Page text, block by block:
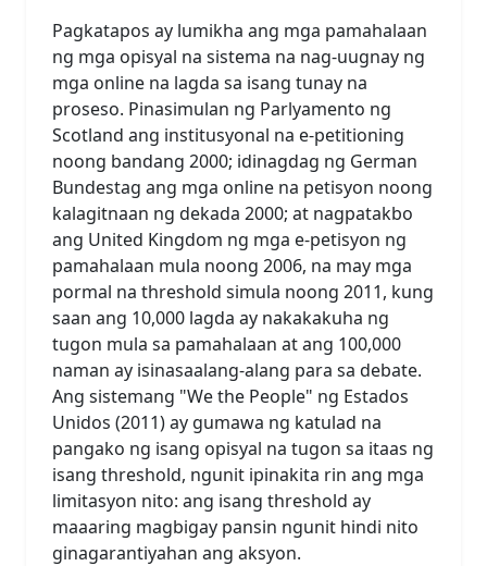
Pagkatapos ay lumikha ang mga pamahalaan
ng mga opisyal na sistema na nag-uugnay ng
mga online na lagda sa isang tunay na
proseso. Pinasimulan ng Parlyamento ng
Scotland ang institusyonal na e-petitioning
noong bandang 2000; idinagdag ng German
Bundestag ang mga online na petisyon noong
kalagitnaan ng dekada 2000; at nagpatakbo
ang United Kingdom ng mga e-petisyon ng
pamahalaan mula noong 2006, na may mga
pormal na threshold simula noong 2011, kung
saan ang 10,000 lagda ay nakakakuha ng
tugon mula sa pamahalaan at ang 100,000
naman ay isinasaalang-alang para sa debate.
Ang sistemang "We the People" ng Estados
Unidos (2011) ay gumawa ng katulad na
pangako ng isang opisyal na tugon sa itaas ng
isang threshold, ngunit ipinakita rin ang mga
limitasyon nito: ang isang threshold ay
maaaring magbigay pansin ngunit hindi nito
ginagarantiyahan ang aksyon.